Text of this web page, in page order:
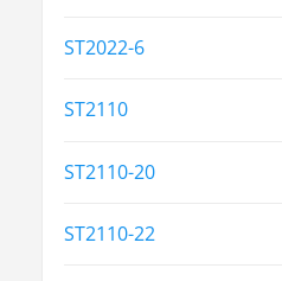
ST2022-6
ST2110
ST2110-20
ST2110-22